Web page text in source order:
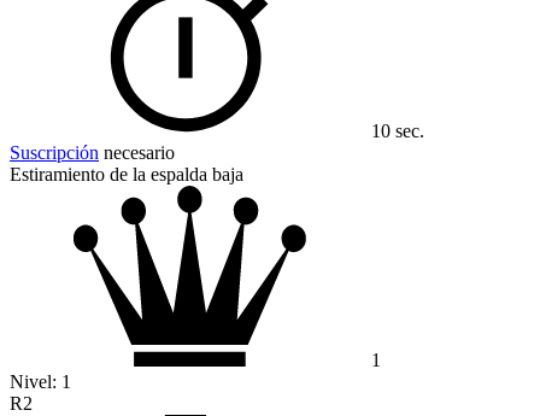
10 sec.
Suscripción necesario
Estiramiento de la espalda baja
1
Nivel: 1
R2